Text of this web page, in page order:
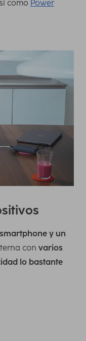
como Power
y un
con varios
lo bastante